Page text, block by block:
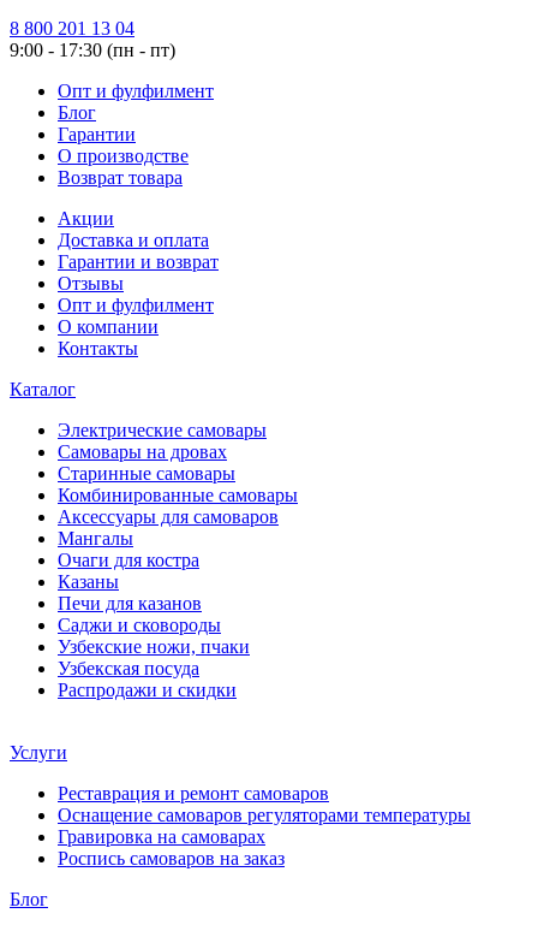
8 800 201 13 04
9:00 - 17:30 (пн - пт)
Опт и фулфилмент
Блог
Гарантии
О производстве
Возврат товара
Акции
Доставка и оплата
Гарантии и возврат
Отзывы
Опт и фулфилмент
О компании
Контакты
Каталог
Электрические самовары
Cамовары на дровах
Старинные самовары
Комбинированные самовары
Аксессуары для самоваров
Мангалы
Очаги для костра
Казаны
Печи для казанов
Саджи и сковороды
Узбекские ножи, пчаки
Узбекская посуда
Распродажи и скидки
Услуги
Реставрация и ремонт самоваров
Оснащение самоваров регуляторами температуры
Гравировка на самоварах
Роспись самоваров на заказ
Блог